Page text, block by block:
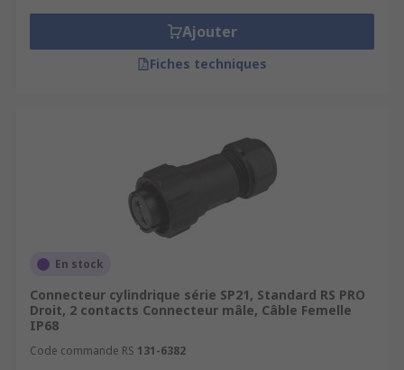
Ajouter
Fiches techniques
En stock
Connecteur cylindrique série SP21, Standard RS PRO
Droit, 2 contacts Connecteur mâle, Câble Femelle
IP68
Code commande RS 131-6382